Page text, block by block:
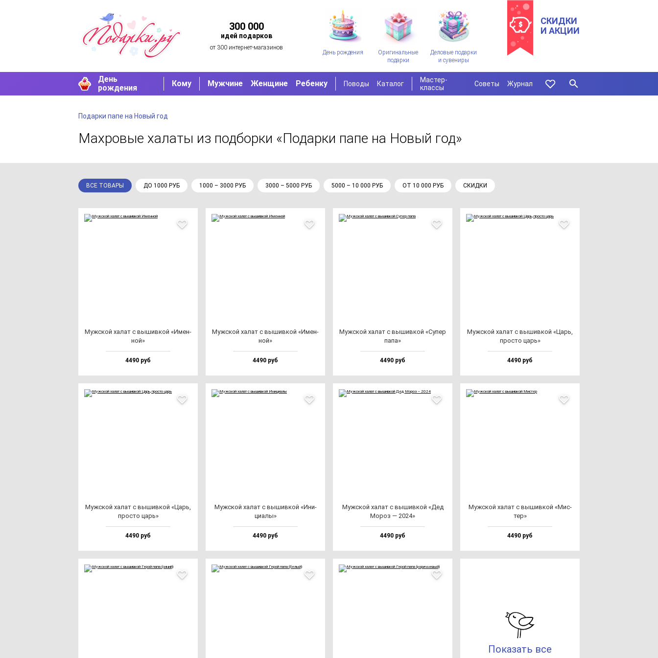
300 000
идей подарков
от 300 интернет-магазинов
День рождения
Оригинальные
подарки
Деловые подарки
и сувениры
СКИДКИ
И АКЦИИ
День
рождения
Кому Мужчине Женщине Ребенку Поводы Каталог
Мастер-
классы
Советы Журнал
Подарки папе на Новый год
Махровые халаты из подборки «Подарки папе на Новый год»
ВСЕ ТОВАРЫ ДО 1000 РУБ 1000 – 3000 РУБ 3000 – 5000 РУБ 5000 – 10 000 РУБ ОТ 10 000 РУБ СКИДКИ
Муж­ской ха­лат с вы­шив­кой «Имен­
ной»
4490 руб
Муж­ской ха­лат с вы­шив­кой «Имен­
ной»
4490 руб
Муж­ской ха­лат с вы­шив­кой «Супер
па­па»
4490 руб
Муж­ской ха­лат с вы­шив­кой «Царь,
прос­то царь»
4490 руб
Муж­ской ха­лат с вы­шив­кой «Царь,
прос­то царь»
4490 руб
Муж­ской ха­лат с вы­шив­кой «Ини­
ци­алы»
4490 руб
Муж­ской ха­лат с вы­шив­кой «Дед
Мороз — 2024»
4490 руб
Муж­ской ха­лат с вы­шив­кой «Мис­
тер»
4490 руб
Показать все